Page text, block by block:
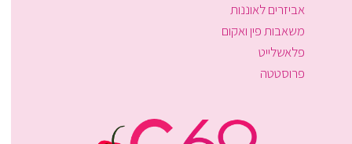
אביזרים לאוננות
משאבות פין ואקום
פלאשלייט
פרוסטטה